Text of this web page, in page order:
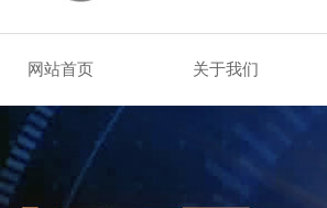
网站首页 关于我们